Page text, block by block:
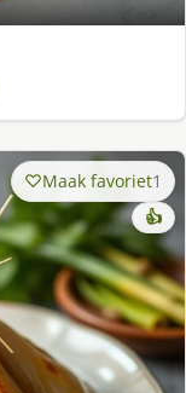
Maak favoriet1
👍